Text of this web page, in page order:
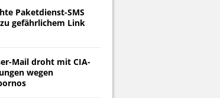
Paketdienst-SMS
gefährlichem Link
Mail droht mit CIA-
wegen